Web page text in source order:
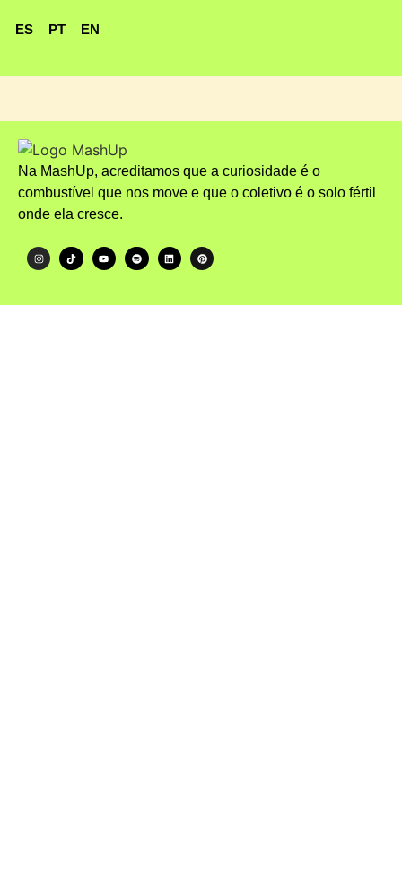
ES PT EN
Na MashUp, acreditamos que a curiosidade é o
combustível que nos move e que o coletivo é o solo fértil
onde ela cresce.